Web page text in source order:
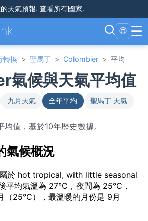
天氣預報. 查看所有國家.
🌐 ☰
轉換 > 聖馬丁 > Colombier > 平均
氣候與天氣平均值
九月天氣 全年平均 聖馬丁 天氣
值，基於10年歷史數據。
氣候概況
於 hot tropical, with little seasonal
平均氣溫為 27°C，夜間為 25°C，
（25°C），最溫暖的月份是 9月